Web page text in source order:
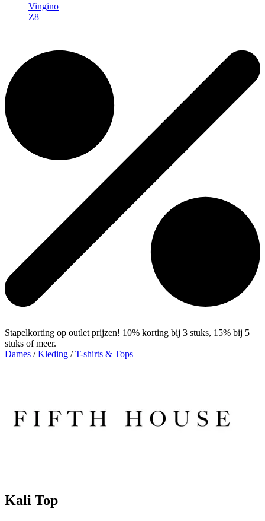
Vingino
Z8
Stapelkorting op outlet prijzen! 10% korting bij 3 stuks, 15% bij 5
stuks of meer.
Dames / Kleding / T-shirts & Tops
Kali Top